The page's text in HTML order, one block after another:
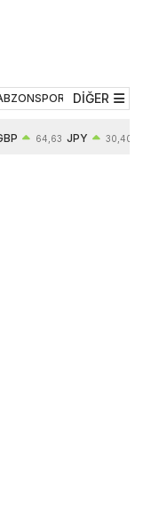
TEKNOLOJİ
DİĞER
64,63 JPY 30,40